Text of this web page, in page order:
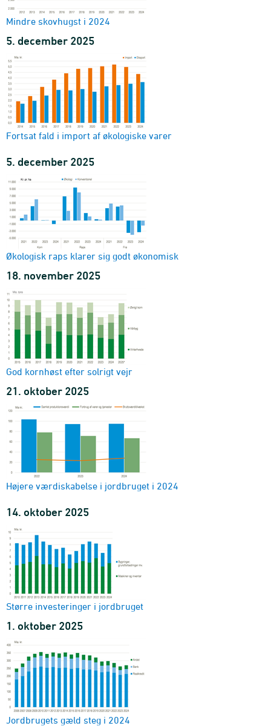
Mindre skovhugst i 2024
5. december 2025
Fortsat fald i import af økologiske varer
5. december 2025
Økologisk raps klarer sig godt økonomisk
18. november 2025
God kornhøst efter solrigt vejr
21. oktober 2025
Højere værdiskabelse i jordbruget i 2024
14. oktober 2025
Større investeringer i jordbruget
1. oktober 2025
Jordbrugets gæld steg i 2024